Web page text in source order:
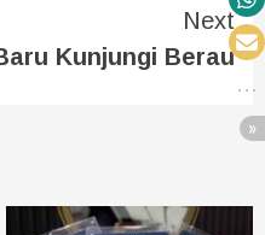
Next
Kunjungi Berau